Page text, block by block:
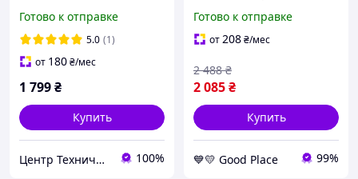
HQCAM RX2000BT, 2000
ТВЛ, 2Мп, угол 120°
Готово к отправке
5.0 (1)
от 180₴/мес
1 799₴
Купить
Центр Технической Безопасности 100%
AHD GoodPlace -worry-
free-shopping-
Готово к отправке
от208₴/мес
2 085₴
2 488 ₴
Купить
💙💛 Good Place 99%